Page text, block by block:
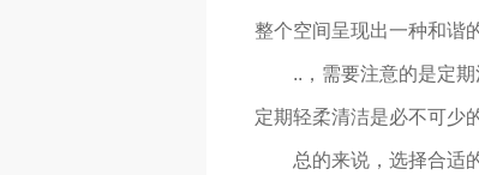
整个空间呈现出一种和谐
..，需要注意的是定
定期轻柔清洁是必不可少
总的来说，选择合适